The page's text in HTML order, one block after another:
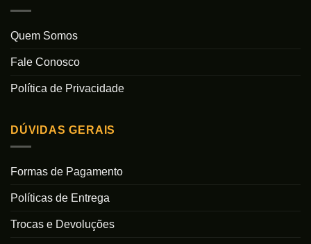
Quem Somos
Fale Conosco
Política de Privacidade
DÚVIDAS GERAIS
Formas de Pagamento
Políticas de Entrega
Trocas e Devoluções